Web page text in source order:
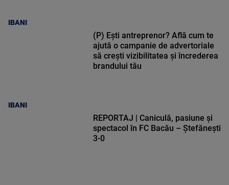
IBANI
IBANI
(P) Ești antreprenor? Află cum te
ajută o campanie de advertoriale
să crești vizibilitatea și încrederea
brandului tău
REPORTAJ | Caniculă, pasiune și
spectacol în FC Bacău – Ștefănești
3-0